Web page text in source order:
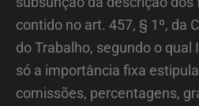
contido no art. 457, § 1º, da
do Trabalho, segundo o
só a importância fixa
comissões, percentagens,